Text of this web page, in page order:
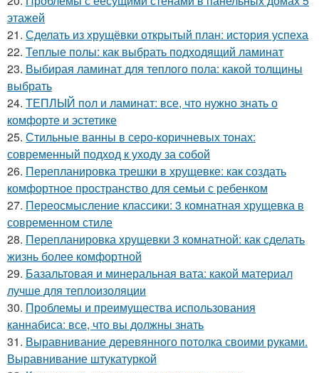
этажей
21. Сделать из хрущёвки открытый план: история успеха
22. Теплые полы: как выбрать подходящий ламинат
23. Выбирая ламинат для теплого пола: какой толщины
выбрать
24. ТЕПЛЫЙ пол и ламинат: все, что нужно знать о
комфорте и эстетике
25. Стильные ванны в серо-коричневых тонах:
современный подход к уходу за собой
26. Перепланировка трешки в хрущевке: как создать
комфортное пространство для семьи с ребенком
27. Переосмысление классики: 3 комнатная хрущевка в
современном стиле
28. Перепланировка хрущевки 3 комнатной: как сделать
жизнь более комфортной
29. Базальтовая и минеральная вата: какой материал
лучше для теплоизоляции
30. Проблемы и преимущества использования
каннабиса: все, что вы должны знать
31. Выравнивание деревянного потолка своими руками.
Выравнивание штукатуркой